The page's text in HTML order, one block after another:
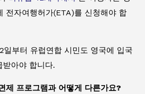
전자여행허가(ETA)를 신청해야 합
일부터 유럽연합 시민도 영국에 입국
아야 합니다.
제 프로그램과 어떻게 다른가요?